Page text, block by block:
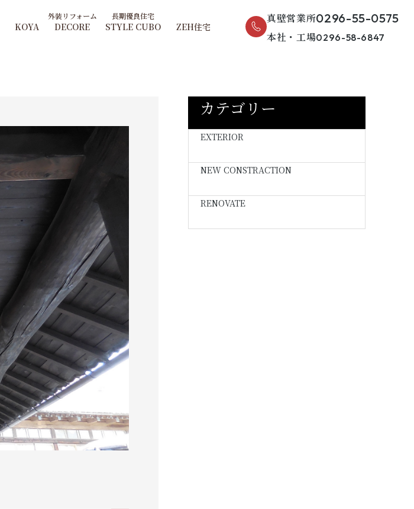
KOYA DECORE STYLE CUBO ZEH住宅
真壁営業所0296-55-0575
本社・工場0296-58-6847
カテゴリー
EXTERIOR
NEW CONSTRACTION
RENOVATE